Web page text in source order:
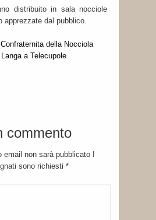
distribuito in sala nocciole
apprezzate dal pubblico.
commento
email non sarà pubblicato I
sono richiesti *